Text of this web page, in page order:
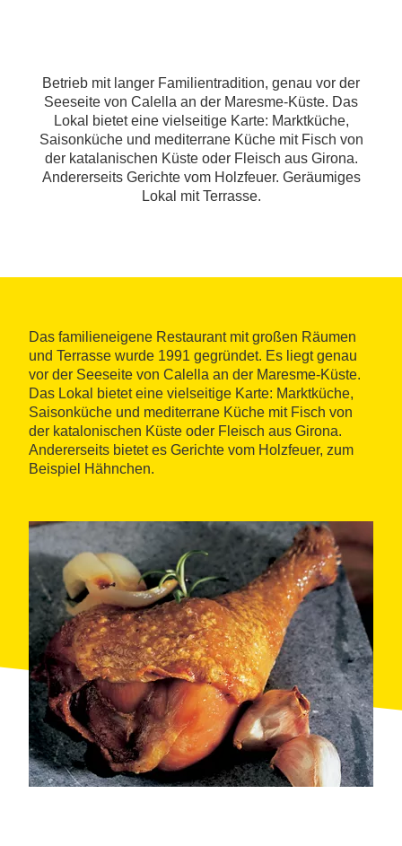
Betrieb mit langer Familientradition, genau vor der
Seeseite von Calella an der Maresme-Küste. Das
Lokal bietet eine vielseitige Karte: Marktküche,
Saisonküche und mediterrane Küche mit Fisch von
der katalanischen Küste oder Fleisch aus Girona.
Andererseits Gerichte vom Holzfeuer. Geräumiges
Lokal mit Terrasse.
Das familieneigene Restaurant mit großen Räumen
und Terrasse wurde 1991 gegründet. Es liegt genau
vor der Seeseite von Calella an der Maresme-Küste.
Das Lokal bietet eine vielseitige Karte: Marktküche,
Saisonküche und mediterrane Küche mit Fisch von
der katalonischen Küste oder Fleisch aus Girona.
Andererseits bietet es Gerichte vom Holzfeuer, zum
Beispiel Hähnchen.